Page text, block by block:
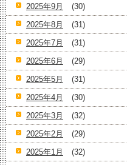
2025年9月
(30)
2025年8月
(31)
2025年7月
(31)
2025年6月
(29)
2025年5月
(31)
2025年4月
(30)
2025年3月
(32)
2025年2月
(29)
2025年1月
(32)